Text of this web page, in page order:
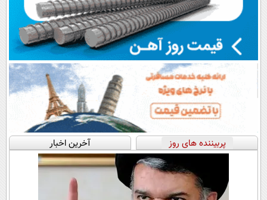
پربیننده های روز آخرین اخبار